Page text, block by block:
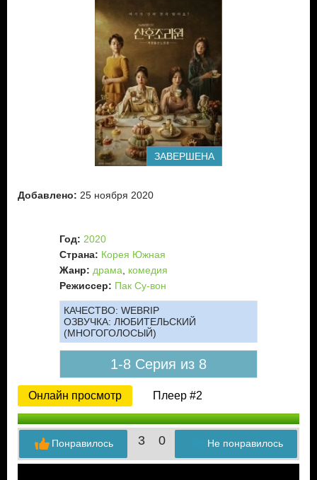
ЗАВЕРШЕНА
Добавлено: 25 ноября 2020
Год: 2020
Страна: Корея Южная
Жанр: драма, комедия
Режиссер: Пак Су-вон
КАЧЕСТВО: WEBRIP
ОЗВУЧКА: ЛЮБИТЕЛЬСКИЙ
(МНОГОГОЛОСЫЙ)
1-8 Серия из 8
Онлайн просмотр Плеер #2
3 0 Не понравилось
Понравилось